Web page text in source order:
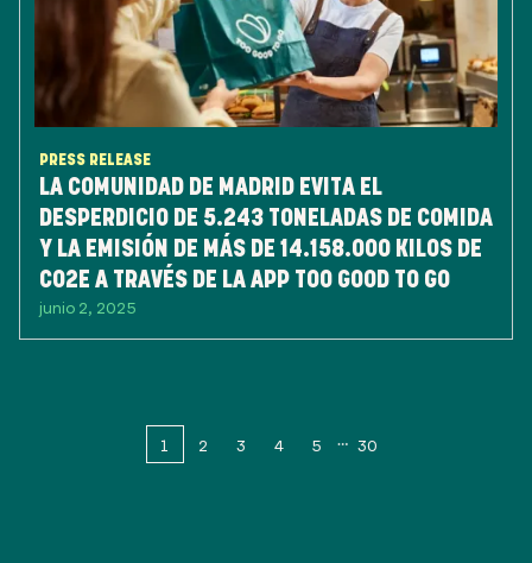
PRESS RELEASE
LA COMUNIDAD DE MADRID EVITA EL
DESPERDICIO DE 5.243 TONELADAS DE COMIDA
Y LA EMISIÓN DE MÁS DE 14.158.000 KILOS DE
CO2E A TRAVÉS DE LA APP TOO GOOD TO GO
junio 2, 2025
1 2 3 4 5 30